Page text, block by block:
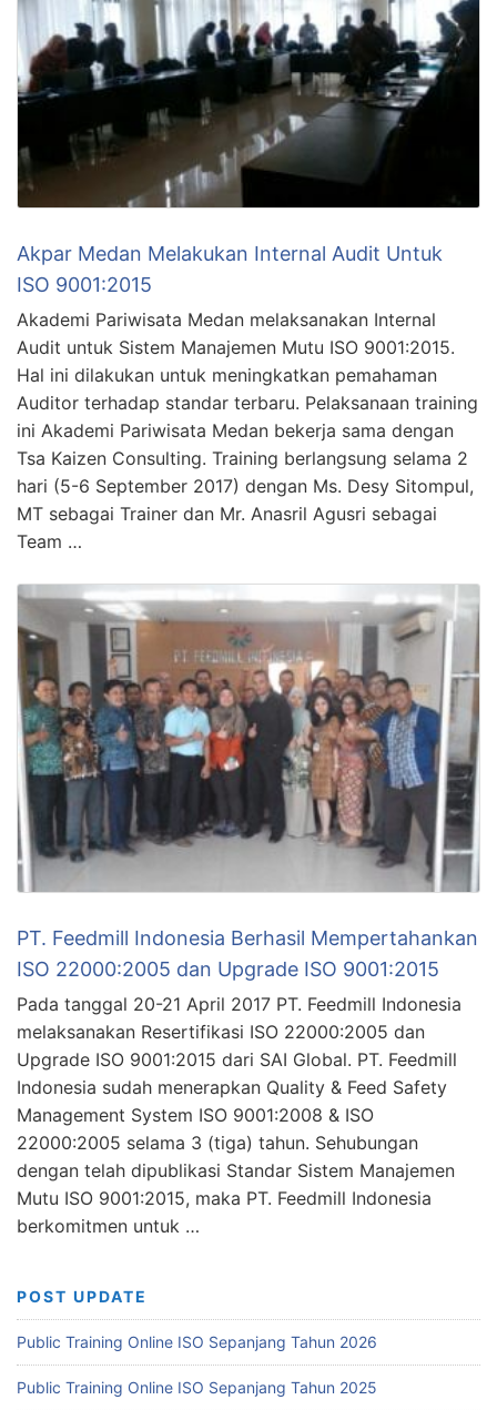
Akpar Medan Melakukan Internal Audit Untuk
ISO 9001:2015
Akademi Pariwisata Medan melaksanakan Internal
Audit untuk Sistem Manajemen Mutu ISO 9001:2015.
Hal ini dilakukan untuk meningkatkan pemahaman
Auditor terhadap standar terbaru. Pelaksanaan training
ini Akademi Pariwisata Medan bekerja sama dengan
Tsa Kaizen Consulting. Training berlangsung selama 2
hari (5-6 September 2017) dengan Ms. Desy Sitompul,
MT sebagai Trainer dan Mr. Anasril Agusri sebagai
Team …
PT. Feedmill Indonesia Berhasil Mempertahankan
ISO 22000:2005 dan Upgrade ISO 9001:2015
Pada tanggal 20-21 April 2017 PT. Feedmill Indonesia
melaksanakan Resertifikasi ISO 22000:2005 dan
Upgrade ISO 9001:2015 dari SAI Global. PT. Feedmill
Indonesia sudah menerapkan Quality & Feed Safety
Management System ISO 9001:2008 & ISO
22000:2005 selama 3 (tiga) tahun. Sehubungan
dengan telah dipublikasi Standar Sistem Manajemen
Mutu ISO 9001:2015, maka PT. Feedmill Indonesia
berkomitmen untuk …
POST UPDATE
Public Training Online ISO Sepanjang Tahun 2026
Public Training Online ISO Sepanjang Tahun 2025